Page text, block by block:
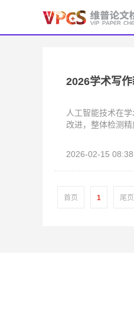
2026学术写
人工智能技术在
改进，整体检测
2026-02-15
首页 1 尾页